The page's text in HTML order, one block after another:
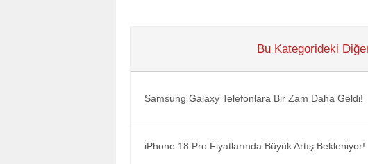
Bu Kategorideki
Samsung Galaxy Telefonlara Bir Zam Daha Geldi!
iPhone 18 Pro Fiyatlarında Büyük Artış Bekleniyor!